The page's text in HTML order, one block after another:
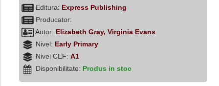
Editura: Express Publishing
Producator:
Autor: Elizabeth Gray, Virginia Evans
Nivel: Early Primary
Nivel CEF: A1
Disponibilitate: Produs in stoc